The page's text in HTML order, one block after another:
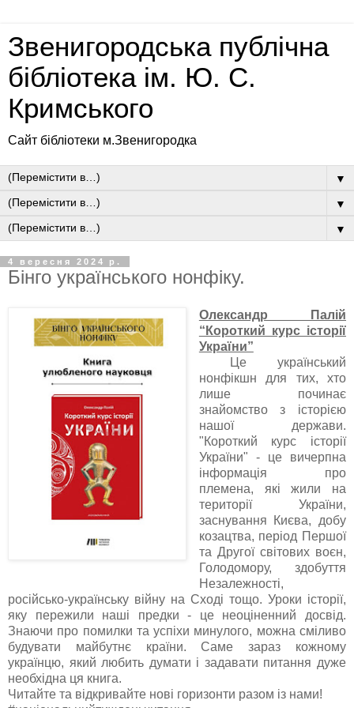
Звенигородська публічна
бібліотека ім. Ю. С.
Кримського
Сайт бібліотеки м.Звенигородка
▼
▼
▼
4 вересня 2024 р.
Бінго українського нонфіку.
Олександр Палій
“Короткий курс історії
України”
Це український
нонфікшн для тих, хто
лише починає
знайомство з історією
нашої держави.
"Короткий курс історії
України" - це вичерпна
інформація про
племена, які жили на
території України,
заснування Києва, добу
козацтва, період Першої
та Другої світових воєн,
Голодомору, здобуття
Незалежності,
російсько-українську війну на Сході тощо. Уроки історії,
яку пережили наші предки - це неоціненний досвід.
Знаючи про помилки та успіхи минулого, можна сміливо
будувати майбутнє країни. Саме зараз кожному
українцю, який любить думати і задавати питання дуже
необхідна ця книга.
Читайте та відкривайте нові горизонти разом із нами!